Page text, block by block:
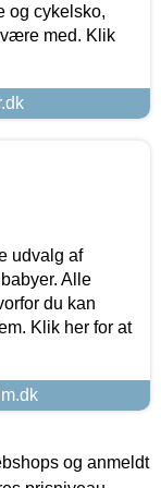
og cykelsko,
med. Klik
udvalg af
Alle
du kan
Klik her for at
og anmeldt